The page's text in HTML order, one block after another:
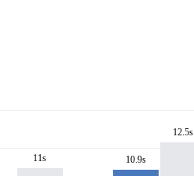
11s 10.9s
12.5s